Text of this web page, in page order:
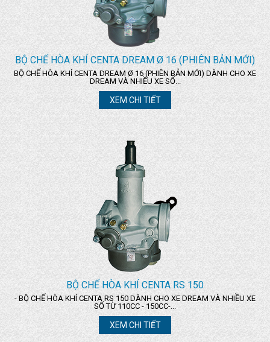
BỘ CHẾ HÒA KHÍ CENTA DREAM Ø 16 (PHIÊN BẢN MỚI)
BỘ CHẾ HÒA KHÍ CENTA DREAM Ø 16 (PHIÊN BẢN MỚI) DÀNH CHO XE
DREAM VÀ NHIỀU XE SỐ...
XEM CHI TIẾT
BỘ CHẾ HÒA KHÍ CENTA RS 150
- BỘ CHẾ HÒA KHÍ CENTA RS 150 DÀNH CHO XE DREAM VÀ NHIỀU XE
SỐ TỪ 110CC - 150CC-...
XEM CHI TIẾT